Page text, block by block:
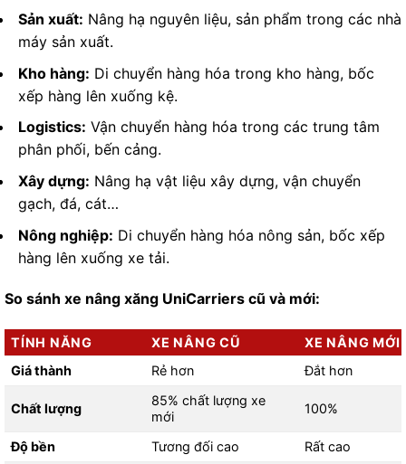
Sản xuất: Nâng hạ nguyên liệu, sản phẩm trong các nhà
máy sản xuất.
Kho hàng: Di chuyển hàng hóa trong kho hàng, bốc
xếp hàng lên xuống kệ.
Logistics: Vận chuyển hàng hóa trong các trung tâm
phân phối, bến cảng.
Xây dựng: Nâng hạ vật liệu xây dựng, vận chuyển
gạch, đá, cát…
Nông nghiệp: Di chuyển hàng hóa nông sản, bốc xếp
hàng lên xuống xe tải.
So sánh xe nâng xăng UniCarriers cũ và mới:
TÍNH NĂNG XE NÂNG CŨ
XE NÂNG MỚI
Giá thành
Rẻ hơn Đắt hơn
Chất lượng
85% chất lượng xe
mới
100%
Độ bền Tương đối cao Rất cao